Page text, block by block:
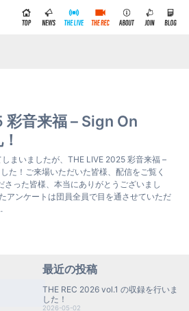
彩音来福 – Sign On
まいましたが、THE LIVE 2025 彩音来福 –
た！ご来場いただいた皆様、配信をご覧く
さった皆様、本当にありがとうございまし
アンケートは団員全員で目を通させていただ
最近の投稿
THE REC 2026 vol.1 の収録を行いま
した！
2026-05-02